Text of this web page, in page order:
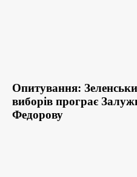
Опитування:
виборів програє
Федорову